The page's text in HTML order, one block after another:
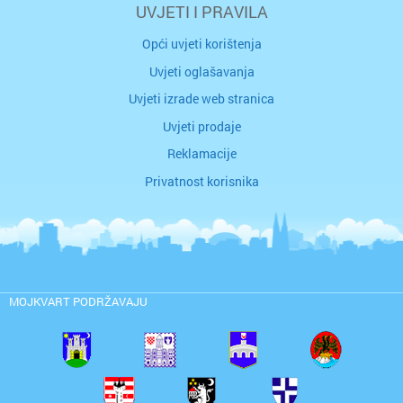
UVJETI I PRAVILA
Opći uvjeti korištenja
Uvjeti oglašavanja
Uvjeti izrade web stranica
Uvjeti prodaje
Reklamacije
Privatnost korisnika
MOJKVART PODRŽAVAJU